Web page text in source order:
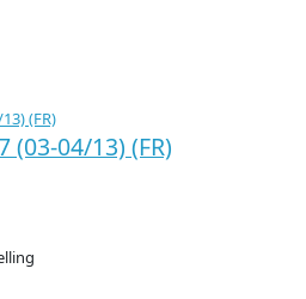
04/13) (FR)